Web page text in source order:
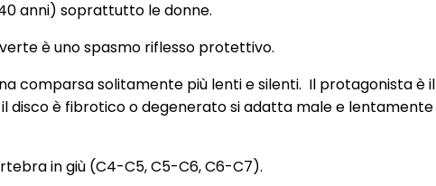
anni) soprattutto le donne.
è uno spasmo riflesso protettivo.
comparsa solitamente più lenti e silenti. Il protagonista
disco è fibrotico o degenerato si adatta male e
in giù (C4-C5, C5-C6, C6-C7).